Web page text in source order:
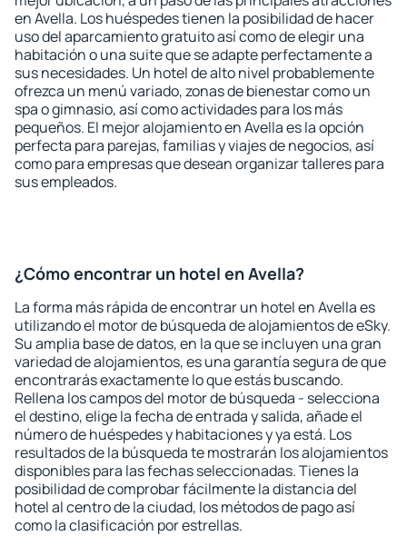
en Avella. Los huéspedes tienen la posibilidad de hacer
uso del aparcamiento gratuito así como de elegir una
habitación o una suite que se adapte perfectamente a
sus necesidades. Un hotel de alto nivel probablemente
ofrezca un menú variado, zonas de bienestar como un
spa o gimnasio, así como actividades para los más
pequeños. El mejor alojamiento en Avella es la opción
perfecta para parejas, familias y viajes de negocios, así
como para empresas que desean organizar talleres para
sus empleados.
¿Cómo encontrar un hotel en Avella?
La forma más rápida de encontrar un hotel en Avella es
utilizando el motor de búsqueda de alojamientos de eSky.
Su amplia base de datos, en la que se incluyen una gran
variedad de alojamientos, es una garantía segura de que
encontrarás exactamente lo que estás buscando.
Rellena los campos del motor de búsqueda - selecciona
el destino, elige la fecha de entrada y salida, añade el
número de huéspedes y habitaciones y ya está. Los
resultados de la búsqueda te mostrarán los alojamientos
disponibles para las fechas seleccionadas. Tienes la
posibilidad de comprobar fácilmente la distancia del
hotel al centro de la ciudad, los métodos de pago así
como la clasificación por estrellas.